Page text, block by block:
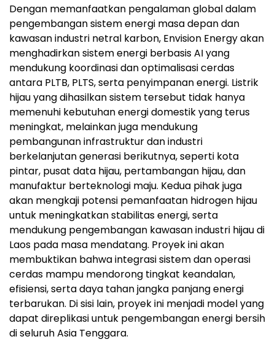
Dengan memanfaatkan pengalaman global dalam
pengembangan sistem energi masa depan dan
kawasan industri netral karbon, Envision Energy akan
menghadirkan sistem energi berbasis AI yang
mendukung koordinasi dan optimalisasi cerdas
antara PLTB, PLTS, serta penyimpanan energi. Listrik
hijau yang dihasilkan sistem tersebut tidak hanya
memenuhi kebutuhan energi domestik yang terus
meningkat, melainkan juga mendukung
pembangunan infrastruktur dan industri
berkelanjutan generasi berikutnya, seperti kota
pintar, pusat data hijau, pertambangan hijau, dan
manufaktur berteknologi maju. Kedua pihak juga
akan mengkaji potensi pemanfaatan hidrogen hijau
untuk meningkatkan stabilitas energi, serta
mendukung pengembangan kawasan industri hijau di
Laos pada masa mendatang. Proyek ini akan
membuktikan bahwa integrasi sistem dan operasi
cerdas mampu mendorong tingkat keandalan,
efisiensi, serta daya tahan jangka panjang energi
terbarukan. Di sisi lain, proyek ini menjadi model yang
dapat direplikasi untuk pengembangan energi bersih
di seluruh Asia Tenggara.